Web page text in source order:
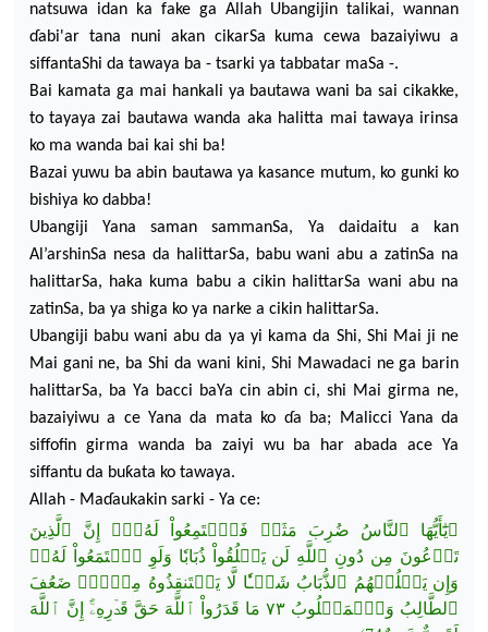
natsuwa idan ka fake ga Allah Ubangijin talikai, wannan
ɗabi'ar tana nuni akan cikarSa kuma cewa bazaiyiwu a
siffantaShi da tawaya ba - tsarki ya tabbatar maSa -.
Bai kamata ga mai hankali ya bautawa wani ba sai cikakke,
to tayaya zai bautawa wanda aka halitta mai tawaya irinsa
ko ma wanda bai kai shi ba!
Bazai yuwu ba abin bautawa ya kasance mutum, ko gunki ko
bishiya ko dabba!
Ubangiji Yana saman sammanSa, Ya daidaitu a kan
Al’arshinSa nesa da halittarSa, babu wani abu a zatinSa na
halittarSa, haka kuma babu a cikin halittarSa wani abu na
zatinSa, ba ya shiga ko ya narke a cikin halittarSa.
Ubangiji babu wani abu da ya yi kama da Shi, Shi Mai ji ne
Mai gani ne, ba Shi da wani kini, Shi Mawadaci ne ga barin
halittarSa, ba Ya bacci baYa cin abin ci, shi Mai girma ne,
bazaiyiwu a ce Yana da mata ko ɗa ba; Malicci Yana da
siffofin girma wanda
ba zaiyi wu ba har abada ace Ya
siffantu da buƙata ko tawaya.
Allah - Maɗaukakin sarki - Ya ce:
﴿يَٰٓأَيُّهَا ٱلنَّاسُ ضُرِبَ مَثَلٞ فَٱسۡتَمِعُواْ لَهُۥٓۚ إِنَّ ٱلَّذِينَ
تَدۡعُونَ مِن دُونِ ٱللَّهِ لَنيَخۡلُقُواْ ذُبَابٗا وَلَوِ ٱجۡتَمَعُواْ لَهُۥۖ
وَإِن يَسۡلُبۡهُمُ ٱلذُّبَابُ شَيۡـٔٗا لَّا يَسۡتَنقِذُوهُ مِنۡهُۚ ضَعُفَ
ٱلطَّالِبُ وَٱلۡمَطۡلُوبُ ٧٣ مَا قَدَرُواْ ٱللَّهَ حَقَّ قَدۡرِهِۦٓۚ إِنَّ ٱللَّهَ